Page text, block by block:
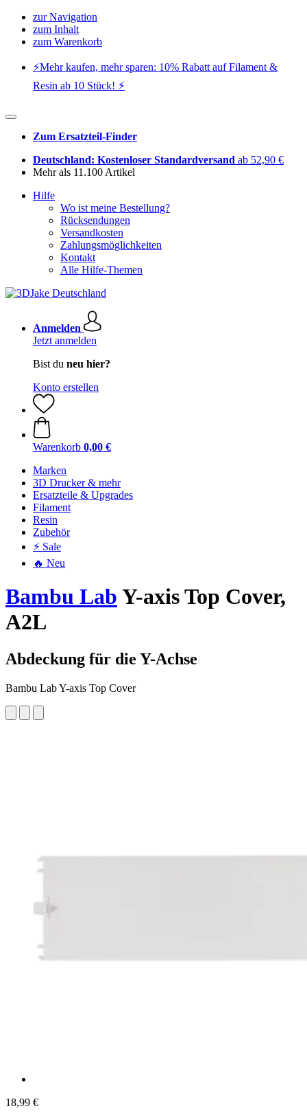
zur Navigation
zum Inhalt
zum Warenkorb
⚡️Mehr kaufen, mehr sparen: 10% Rabatt auf Filament &
Resin ab 10 Stück! ⚡️
Zum Ersatzteil-Finder
Deutschland: Kostenloser Standardversand ab 52,90 €
Mehr als 11.100 Artikel
Hilfe
Wo ist meine Bestellung?
Rücksendungen
Versandkosten
Zahlungsmöglichkeiten
Kontakt
Alle Hilfe-Themen
Anmelden
Jetzt anmelden
Bist du neu hier?
Konto erstellen
Warenkorb 0,00 €
Marken
3D Drucker & mehr
Ersatzteile & Upgrades
Filament
Resin
Zubehör
⚡ Sale
🔥 Neu
Bambu Lab Y-axis Top Cover,
A2L
Abdeckung für die Y-Achse
Bambu Lab Y-axis Top Cover
18,99 €